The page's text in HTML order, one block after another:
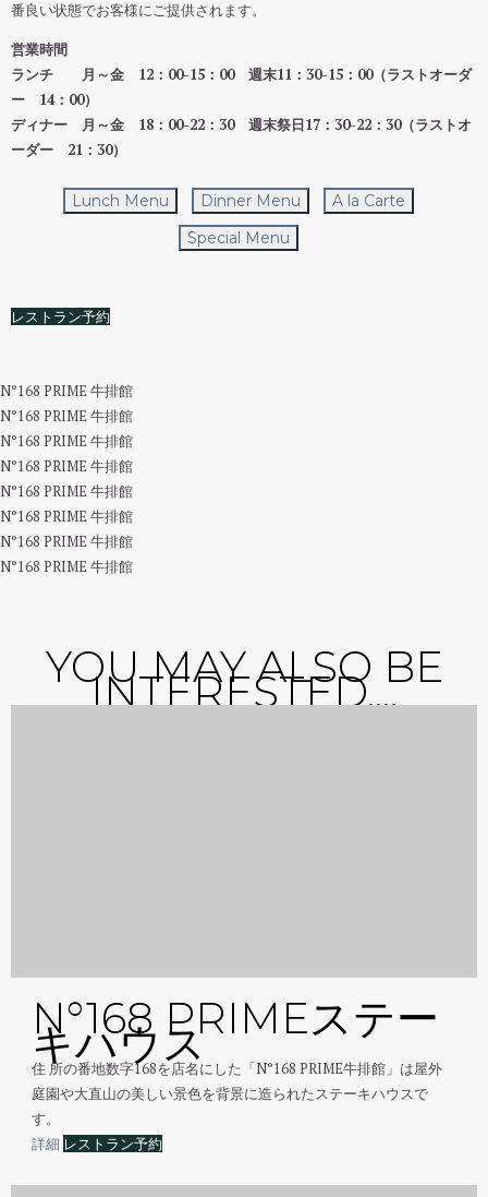
番良い状態でお客様にご提供されます。
営業時間
ランチ 月～金 12：00-15：00 週末11：30-15：00（ラストオーダ
ー 14：00）
ディナー 月～金 18：00-22：30 週末祭日17：30-22：30（ラストオ
ーダー 21：30）
Lunch Menu Dinner Menu
A la Carte
Special Menu
レストラン予約
N°168 PRIME 牛排館
N°168 PRIME 牛排館
N°168 PRIME 牛排館
N°168 PRIME 牛排館
N°168 PRIME 牛排館
N°168 PRIME 牛排館
N°168 PRIME 牛排館
N°168 PRIME 牛排館
YOU MAY ALSO BE
INTERESTED....
N°168 PRIMEステー
キハウス
住 所の番地数字168を店名にした「N°168 PRIME牛排館」は屋外
庭園や大直山の美しい景色を背景に造られたステーキハウスで
す。
詳細 レストラン予約